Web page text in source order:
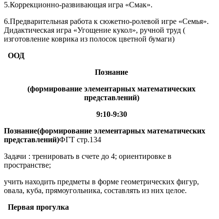
5.Коррекционно-развивающая игра «Смак».
6.Предварительная работа к сюжетно-ролевой игре «Семья».
Дидактическая игра «Угощение кукол», ручной труд (
изготовление коврика из полосок цветной бумаги)
ООД
Познание
(формирование элементарных математических
представлений)
9:10-9:30
Познание(формирование элементарных математических
представлений)ФГТ стр.134
Задачи : тренировать в счете до 4; ориентировке в
пространстве;
учить находить предметы в форме геометрических фигур,
овала, куба, прямоугольника, составлять из них целое.
Первая прогулка